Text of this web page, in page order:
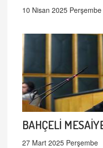
10 Nisan 2025 Perşembe
BAHÇELİ
27 Mart 2025 Perşembe